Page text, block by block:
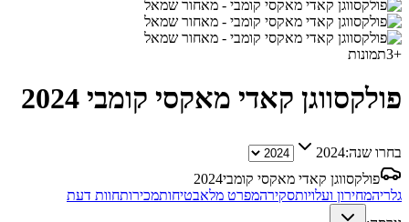
+
3תמונות
פולקסווגן קאדי מאקסי קומבי 2024
בחרו שנה:2024
פולקסווגן קאדי מאקסי קומבי2024
גלריהמחירון ועלויותסקירהמפרט מלאבטיחותמכירותחוות דעת